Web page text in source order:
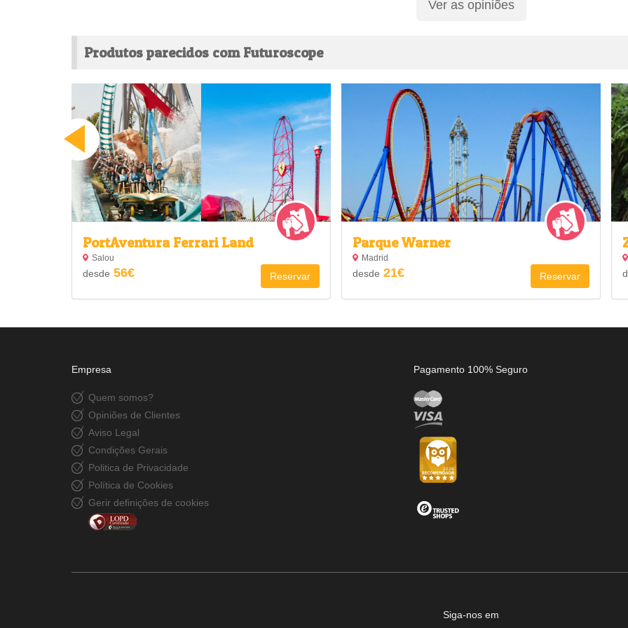
Ver as opiniões
Produtos parecidos com Futuroscope
PortAventura Ferrari Land
Salou
desde 56€ Reservar
Parque Warner
Madrid
desde 21€ Reservar
Empresa
Quem somos?
Opiniões de Clientes
Aviso Legal
Condições Gerais
Politica de Privacidade
Política de Cookies
Gerir definições de cookies
Pagamento 100% Seguro
Siga-nos em